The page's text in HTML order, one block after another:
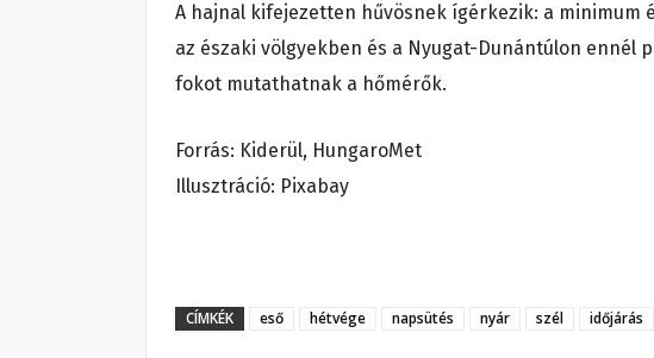
A hajnal kifejezetten hűvösnek ígérkezik: a minimum
az északi völgyekben és a Nyugat-Dunántúlon ennél
fokot mutathatnak a hőmérők.
Forrás: Kiderül, HungaroMet
Illusztráció: Pixabay
CÍMKÉK eső hétvége napsütés nyár szél időjárás